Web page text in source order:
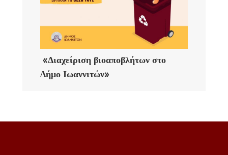
«Διαχείριση βιοαποβλήτων στο
Δήμο Ιωαννιτών»